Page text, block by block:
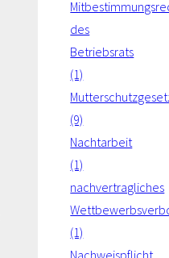
des
Betriebsrats
(1)
(9)
Nachtarbeit
(1)
nachvertragliches
(1)
Nachweispflicht